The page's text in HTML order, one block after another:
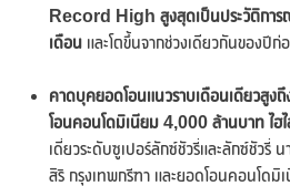
Record High สูงสุดเป็นประวัติการ
เดือน และโตขึ้นจากช่วงเดียวกันของปี
คาดบุคยอดโอนแนวราบเดือนเดียวสูงถึ
โอนคอนโดมิเนียม 4,000 ล้านบาท ไฮ
เดี่ยวระดับซูเปอร์ลักซ์ชัวรี่และลักซ์ชัวรี่
สิริ กรุงเทพกรีฑา และยอดโอนคอนโดมิ